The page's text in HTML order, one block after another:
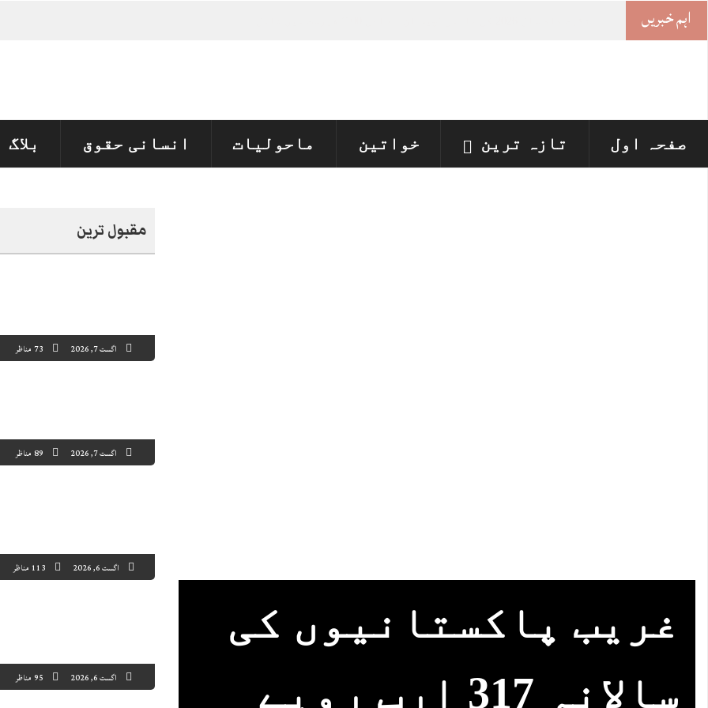
اہم خبریں
صفحہ اول تازہ ترین خواتین ماحولیات انسانی حقوق بلاگ
مقبول ترین
اگست 7, 2026 73 مناظر
اگست 7, 2026 89 مناظر
اگست 6, 2026 113 مناظر
اگست 6, 2026 95 مناظر
غریب پاکستانیوں کی
سالانہ 317 ارب روپے